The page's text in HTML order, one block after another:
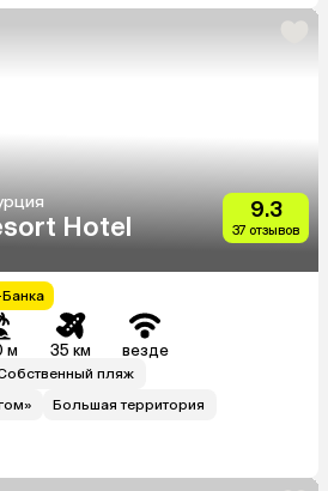
Hotel
9.3
37 отзывов
м 35 км везде
пляж
Большая территория